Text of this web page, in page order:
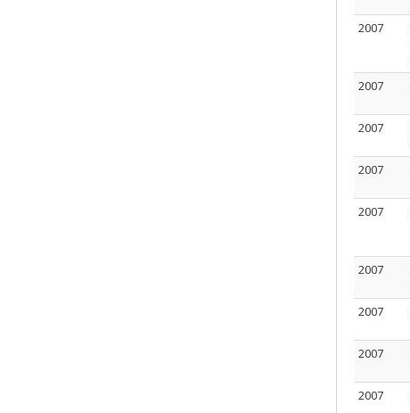
2007
2007
2007
2007
2007
2007
2007
2007
2007